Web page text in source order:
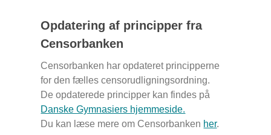
Opdatering af principper fra
Censorbanken
Censorbanken har opdateret principperne
for den fælles censorudligningsordning.
De opdaterede principper kan findes på
Danske Gymnasiers hjemmeside.
Du kan læse mere om Censorbanken her.